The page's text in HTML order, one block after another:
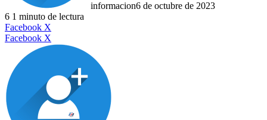
informacion6 de octubre de 2023
6 1 minuto de lectura
Facebook X
Facebook X
por
electrónico